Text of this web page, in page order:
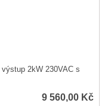
2kW 230VAC s
9 560,00 Kč